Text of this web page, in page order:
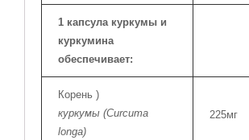
1 капсула куркумы и
куркумина
обеспечивает:
Корень
куркумы (Curcuma
longa)
)
225мг